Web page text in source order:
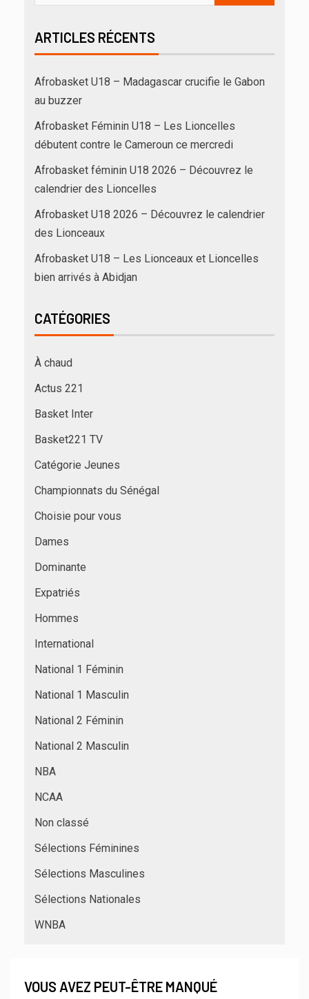
ARTICLES RÉCENTS
Afrobasket U18 – Madagascar crucifie le Gabon
au buzzer
Afrobasket Féminin U18 – Les Lioncelles
débutent contre le Cameroun ce mercredi
Afrobasket féminin U18 2026 – Découvrez le
calendrier des Lioncelles
Afrobasket U18 2026 – Découvrez le calendrier
des Lionceaux
Afrobasket U18 – Les Lionceaux et Lioncelles
bien arrivés à Abidjan
CATÉGORIES
À chaud
Actus 221
Basket Inter
Basket221 TV
Catégorie Jeunes
Championnats du Sénégal
Choisie pour vous
Dames
Dominante
Expatriés
Hommes
International
National 1 Féminin
National 1 Masculin
National 2 Féminin
National 2 Masculin
NBA
NCAA
Non classé
Sélections Féminines
Sélections Masculines
Sélections Nationales
WNBA
VOUS AVEZ PEUT-ÊTRE MANQUÉ